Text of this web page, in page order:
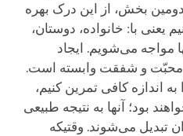
بخش، از این درک بهره
یعنی با: خانواده‌، دوستان،
مواجه می‌شویم. ایجاد
محبّت و شفقت وابسته است.
اندازه کافی تمرین کنیم،
بود؛ آنها به نتیجه طبیعی
تبدیل می‌شوند. وقتیکه